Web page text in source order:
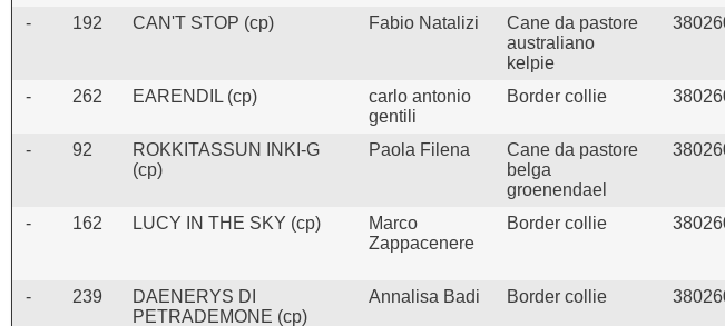
- 192 CAN'T STOP (cp) Fabio Natalizi
Cane da pastore
australiano
kelpie
- 262 EARENDIL (cp)
carlo antonio
gentili
Border collie
- 92
ROKKITASSUN INKI-G
(cp)
Paola Filena
Cane da pastore
belga
groenendael
- 162 LUCY IN THE SKY (cp)
Marco
Zappacenere
Border collie
- 239
DAENERYS DI
PETRADEMONE (cp)
Annalisa Badi Border collie